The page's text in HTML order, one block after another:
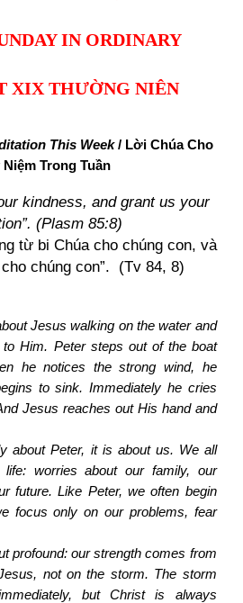
IN ORDINARY
XIX THƯỜNG NIÊN
This Week/ Lời Chúa Cho
Niệm Trong Tuần
kindness, and grant us your
(Plasm 85:8)
từ bi Chúa cho chúng con, và
chúng con”. (Tv 84, 8)
Jesus walking on the water and
Him. Peter steps out of the boat
he notices the strong wind, he
to sink. Immediately he cries
Jesus reaches out His hand and
about Peter, it is about us. We all
worries about our family, our
future. Like Peter, we often begin
focus only on our problems, fear
profound: our strength comes from
not on the storm. The storm
but Christ is always